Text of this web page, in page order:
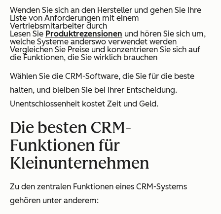
Wenden Sie sich an den Hersteller und gehen Sie Ihre
Liste von Anforderungen mit einem
Vertriebsmitarbeiter durch
Lesen Sie Produktrezensionen und hören Sie sich um,
welche Systeme anderswo verwendet werden
Vergleichen Sie Preise und konzentrieren Sie sich auf
die Funktionen, die Sie wirklich brauchen
Wählen Sie die CRM-Software, die Sie für die beste
halten, und bleiben Sie bei Ihrer Entscheidung.
Unentschlossenheit kostet Zeit und Geld.
Die besten CRM-
Funktionen für
Kleinunternehmen
Zu den zentralen Funktionen eines CRM-Systems
gehören unter anderem: